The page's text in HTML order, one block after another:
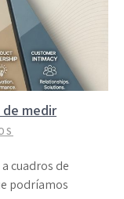
de medir
cuadros de
podríamos